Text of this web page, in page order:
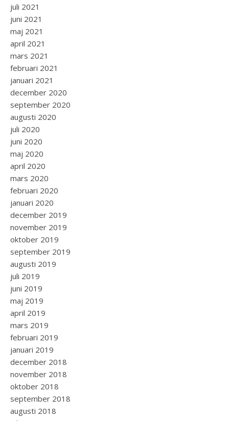
juli 2021
juni 2021
maj 2021
april 2021
mars 2021
februari 2021
januari 2021
december 2020
september 2020
augusti 2020
juli 2020
juni 2020
maj 2020
april 2020
mars 2020
februari 2020
januari 2020
december 2019
november 2019
oktober 2019
september 2019
augusti 2019
juli 2019
juni 2019
maj 2019
april 2019
mars 2019
februari 2019
januari 2019
december 2018
november 2018
oktober 2018
september 2018
augusti 2018